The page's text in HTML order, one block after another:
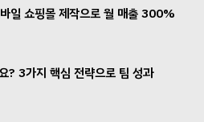
일 쇼핑몰 제작으로 월 매출 300%
? 3가지 핵심 전략으로 팀 성과